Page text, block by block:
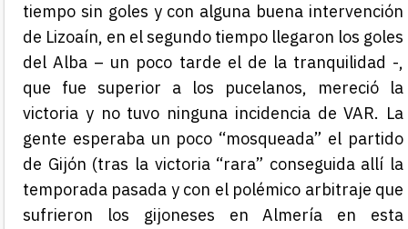
tiempo sin goles y con alguna buena intervención
de Lizoaín, en el segundo tiempo llegaron los goles
del Alba – un poco tarde el de la tranquilidad -,
que fue superior a los pucelanos, mereció la
victoria y no tuvo ninguna incidencia de VAR. La
gente esperaba un poco “mosqueada” el partido
de Gijón (tras la victoria “rara” conseguida allí la
temporada pasada y con el polémico arbitraje que
sufrieron los gijoneses en Almería en esta